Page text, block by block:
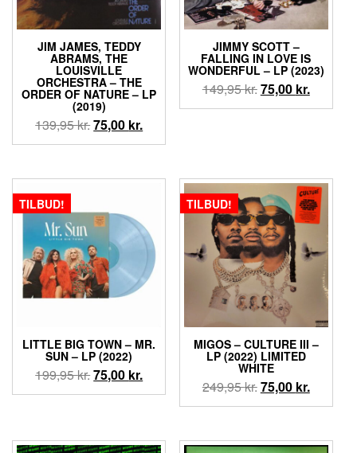
JIM JAMES, TEDDY
ABRAMS, THE
LOUISVILLE
ORCHESTRA – THE
ORDER OF NATURE – LP
(2019)
139,95kr.Den
oprindelige
var:
75,00 kr.Den
aktuelle
er:
75,00 kr..
JIMMY SCOTT –
FALLING IN LOVE IS
WONDERFUL – LP (2023)
149,95kr.Den
oprindelige
75,00 kr.Den
aktuelle
TILBUD!
LITTLE BIG TOWN – MR.
SUN – LP (2022)
199,95kr.Den
oprindelige
199,95 kr..
75,00 kr.Den
aktuelle
75,00 kr..
TILBUD!
MIGOS – CULTURE III –
LP (2022) LIMITED
WHITE
249,95kr.Den
oprindelige
var:
75,00 kr.Den
aktuelle
er: